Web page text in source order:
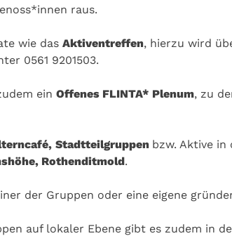
raus.
wie das Aktiventreffen, hierzu wird
0561 9201503.
ein Offenes FLINTA* Plenum, zu
Stadtteilgruppen bzw. Aktive in
Rothenditmold.
der Gruppen oder eine eigene
auf lokaler Ebene gibt es zudem in